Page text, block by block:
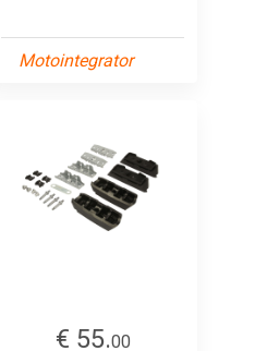
Motointegrator
€ 55.00